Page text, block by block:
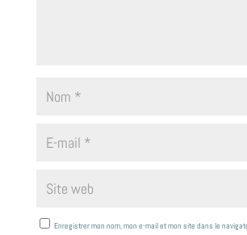
Enregistrer mon nom, mon e-mail et mon site dans le